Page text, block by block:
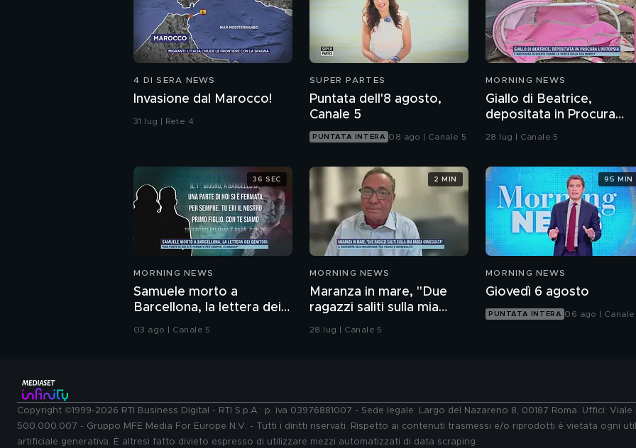
4 DI SERA NEWS
Invasione dal Marocco!
31 lug | Rete 4
SUPER PARTES
Puntata dell'8 agosto,
Canale 5
PUNTATA INTERA 08 ago | Canale 5
MORNING NEWS
Giallo di Beatrice,
depositata in Procura
l'autopsia
28 lug | Canale 5
MORNING NEWS
Samuele morto a
Barcellona, la lettera dei
genitori
03 ago | Canale 5
36 SEC
MORNING NEWS
Maranza in mare, "Due
ragazzi saliti sulla mia
barca ormeggiata"
28 lug | Canale 5
2 MIN
MORNING NEWS
Giovedì 6 agosto
PUNTATA INTERA 06 ago | Canale
95 MIN
Copyright ©1999-2026 RTI Business Digital - RTI S.p.A.: p. iva 03976881007 - Sede legale: Largo del Nazareno 8, 00187 Roma. Uffici:
500.000.007 - Gruppo MFE Media For Europe N.V. - Tutti i diritti riservati. Rispetto ai contenuti trasmessi e/o riprodotti è vietata ogni
artificiale generativa. È altresì fatto divieto espresso di utilizzare mezzi automatizzati di data scraping.